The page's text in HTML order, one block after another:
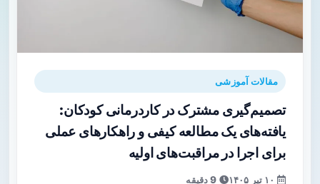
مقالات آموزشی
تصمیم‌گیری مشترک در کاردرمانی کودکان:
یافته‌های یک مطالعه کیفی و راهکارهای عملی
برای اجرا در مراقبت‌های اولیه